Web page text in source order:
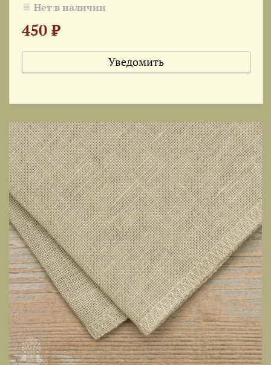
Нет в наличии
450 ₽
Уведомить